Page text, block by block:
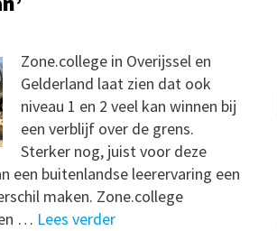
Zone.college in Overijssel en
Gelderland laat zien dat ook
niveau 1 en 2 veel kan winnen bij
een verblijf over de grens.
Sterker nog, juist voor deze
een buitenlandse leerervaring een
maken. Zone.college
… Lees verder